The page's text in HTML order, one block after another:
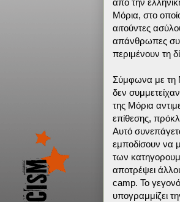
από την
Μόρια, στο
αιτούντες
απάνθρωπες
περιμένουν τη
Σύμφωνα με τη
δεν
της Μόρια
επίθεσης,
Αυτό
εμποδίσουν να
των
αποτρέψει
camp. Το
υπογραμμίζει